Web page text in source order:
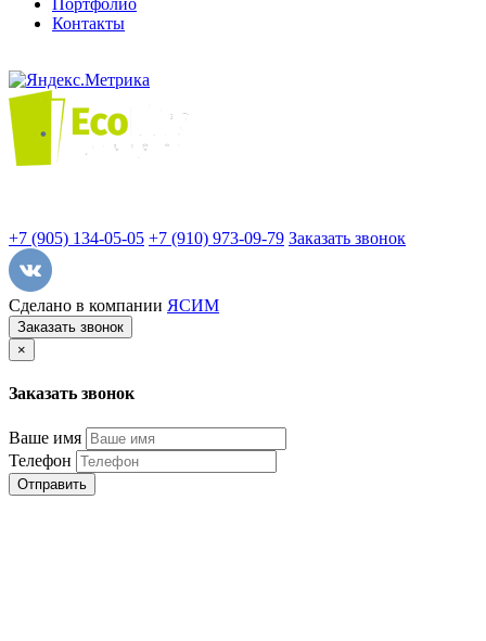
Портфолио
Контакты
+7 (905) 134-05-05 +7 (910) 973-09-79 Заказать звонок
Сделано в компании ЯСИМ
Заказать звонок
×
Заказать звонок
Ваше имя
Телефон
Отправить